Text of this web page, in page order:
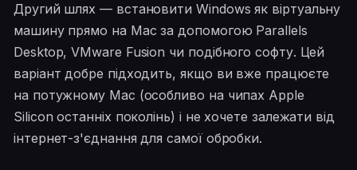
Другий шлях — встановити Windows як віртуальну
машину прямо на Mac за допомогою Parallels
Desktop, VMware Fusion чи подібного софту. Цей
варіант добре підходить, якщо ви вже працюєте
на потужному Mac (особливо на чипах Apple
Silicon останніх поколінь) і не хочете залежати від
інтернет-з'єднання для самої обробки.